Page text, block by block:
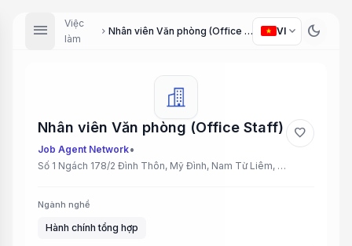
menu
Việc
làm
chevron_right Nhân viên Văn phòng (Office Staff) VI expand_more dark_mode
Nhân viên Văn phòng (Office Staff)
Job Agent Network•
Số 1 Ngách 178/2 Đình Thôn, Mỹ Đình, Nam Từ Liêm, Hà Nội
favorite
Ngành nghề
Hành chính tổng hợp